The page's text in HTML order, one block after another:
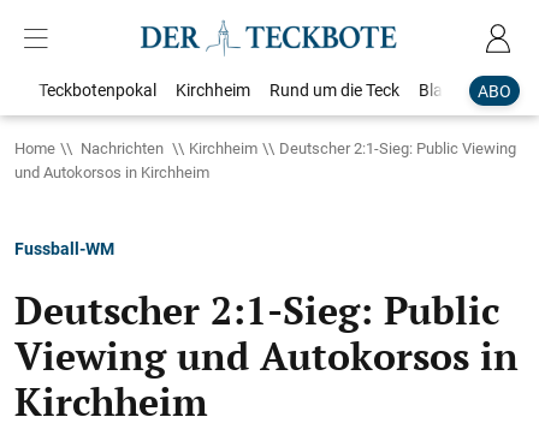
ABO
Teckbotenpokal Kirchheim Rund um die Teck Blaulicht
Home Nachrichten Kirchheim
Deutscher 2:1-Sieg: Public Viewing
und Autokorsos in Kirchheim
Fussball-WM
Deutscher 2:1-Sieg: Public
Viewing und Autokorsos in
Kirchheim